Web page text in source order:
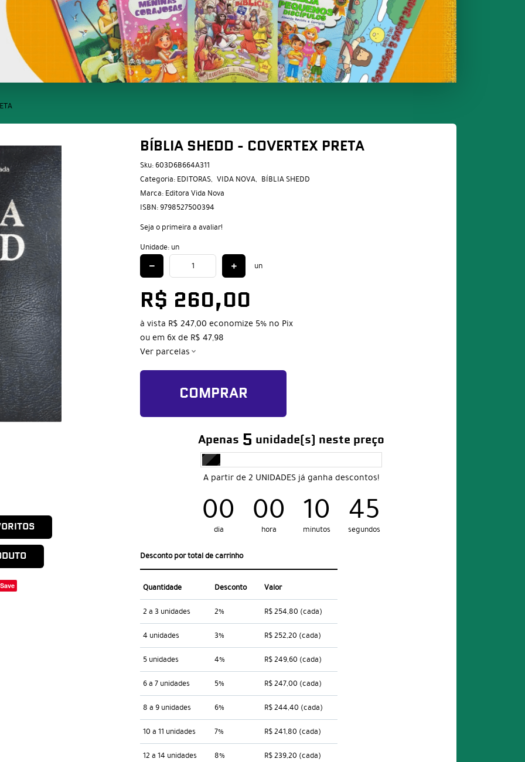
Save
BÍBLIA SHEDD - COVERTEX PRETA
Sku: 603D6B664A311
Categoria: EDITORAS VIDA NOVA BÍBLIA SHEDD
Marca: Editora Vida Nova
ISBN: 9798527500394
Seja o primeira a avaliar!
Unidade: un
un
R$ 260,00
à vista R$ 247,00 economize 5% no Pix
ou em 6xde R$ 47,98
Ver parcelas
COMPRAR
Apenas 5 unidade(s) neste preço
A partir de 2 UNIDADES já ganha descontos!
00
dia 00
hora 10
minutos 44
segundos
Desconto por total de carrinho
Quantidade Desconto Valor
2 a 3 unidades 2% R$ 254,80 (cada)
4 unidades 3% R$ 252,20 (cada)
5 unidades 4% R$ 249,60 (cada)
6 a 7 unidades 5% R$ 247,00 (cada)
8 a 9 unidades 6% R$ 244,40 (cada)
10 a 11 unidades 7% R$ 241,80 (cada)
12 a 14 unidades 8% R$ 239,20 (cada)